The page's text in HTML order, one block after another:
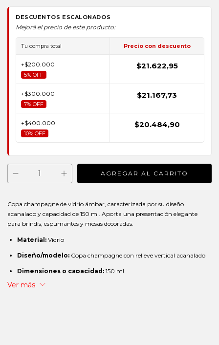
DESCUENTOS ESCALONADOS
Mejorá el precio de este producto:
Tu compra total Precio con descuento
+$200.000
5% OFF
$21.622,95
+$300.000
7% OFF
$21.167,73
+$400.000
10% OFF
$20.484,90
Copa champagne de vidrio ámbar, caracterizada por su diseño
acanalado y capacidad de 150 ml. Aporta una presentación elegante
para brindis, espumantes y mesas decoradas.
Material: Vidrio
Diseño/modelo: Copa champagne con relieve vertical acanalado
Dimensiones o capacidad: 150 ml
Presentación:
Ver más